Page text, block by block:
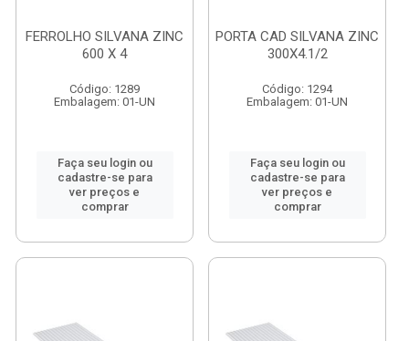
FERROLHO SILVANA ZINC
600 X 4
Código: 1289
Embalagem: 01-UN
Faça seu login ou
cadastre-se para
ver preços e
comprar
PORTA CAD SILVANA ZINC
300X4.1/2
Código: 1294
Embalagem: 01-UN
Faça seu login ou
cadastre-se para
ver preços e
comprar